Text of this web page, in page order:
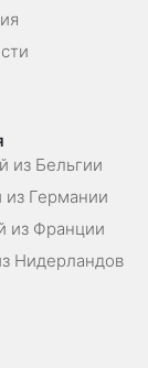
из Бельгии
Германии
из Франции
Нидерландов